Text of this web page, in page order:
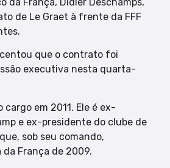
de Le Graet à frente da FFF
que o contrato foi
executiva nesta quarta-
cargo em 2011. Ele é ex-
e ex-presidente do clube de
sob seu comando,
França de 2009.